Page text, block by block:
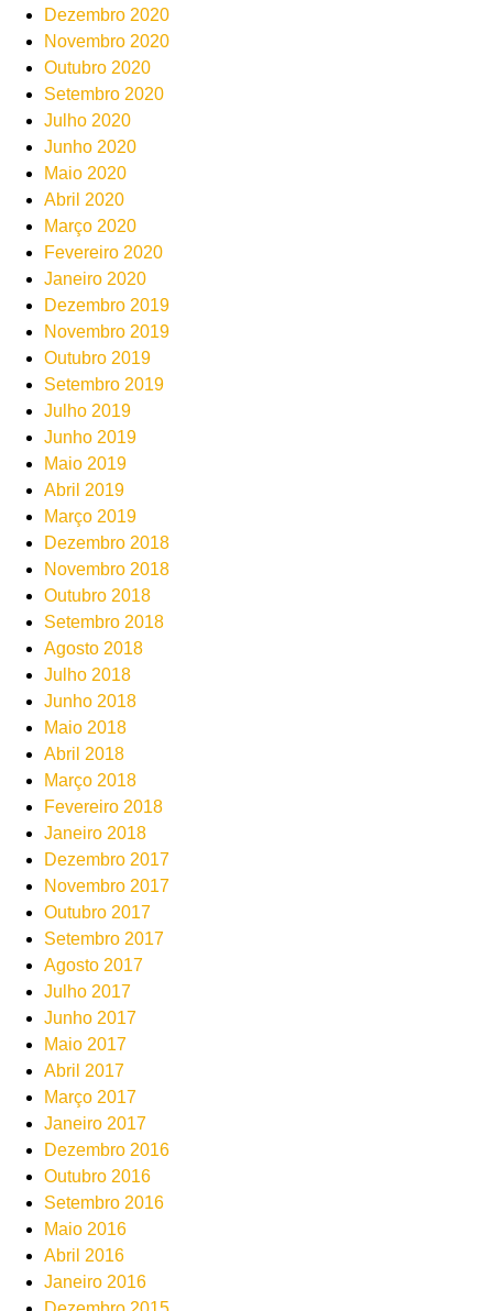
Dezembro 2020
Novembro 2020
Outubro 2020
Setembro 2020
Julho 2020
Junho 2020
Maio 2020
Abril 2020
Março 2020
Fevereiro 2020
Janeiro 2020
Dezembro 2019
Novembro 2019
Outubro 2019
Setembro 2019
Julho 2019
Junho 2019
Maio 2019
Abril 2019
Março 2019
Dezembro 2018
Novembro 2018
Outubro 2018
Setembro 2018
Agosto 2018
Julho 2018
Junho 2018
Maio 2018
Abril 2018
Março 2018
Fevereiro 2018
Janeiro 2018
Dezembro 2017
Novembro 2017
Outubro 2017
Setembro 2017
Agosto 2017
Julho 2017
Junho 2017
Maio 2017
Abril 2017
Março 2017
Janeiro 2017
Dezembro 2016
Outubro 2016
Setembro 2016
Maio 2016
Abril 2016
Janeiro 2016